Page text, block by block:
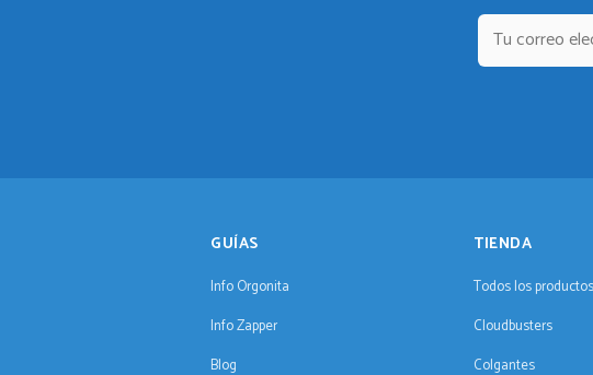
GUÍAS
Info Orgonita
Info Zapper
Blog
TIENDA
Todos los productos
Cloudbusters
Colgantes